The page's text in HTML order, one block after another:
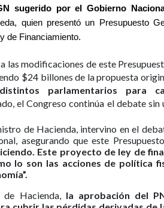
sugerido por el Gobierno
quien presentó un Presupuesto
de Financiamiento.
las modificaciones de este
$24 billones de la propuesta
parlamentarios para
el Congreso continúa el debate
de Hacienda, intervino en el
asegurando que este Presupuesto
Este proyecto de ley de
lo son las acciones de política
Hacienda, la aprobación del